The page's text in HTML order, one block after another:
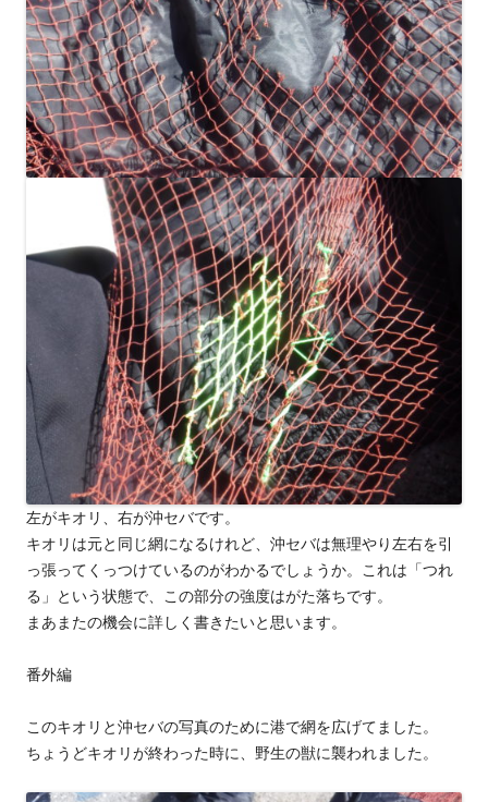
左がキオリ、右が沖セバです。
キオリは元と同じ網になるけれど、沖セバは無理やり左右を引
っ張ってくっつけているのがわかるでしょうか。これは「つれ
る」という状態で、この部分の強度はがた落ちです。
まあまたの機会に詳しく書きたいと思います。
番外編
このキオリと沖セバの写真のために港で網を広げてました。
ちょうどキオリが終わった時に、野生の獣に襲われました。